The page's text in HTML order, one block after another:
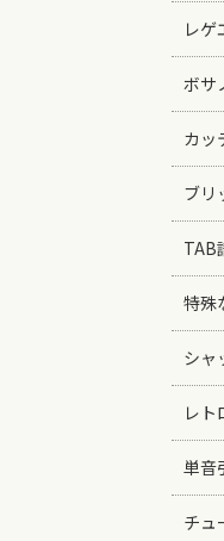
レゲ
ボサ
カッ
ブリ
TAB
特殊
シャ
レト
単音
チュ